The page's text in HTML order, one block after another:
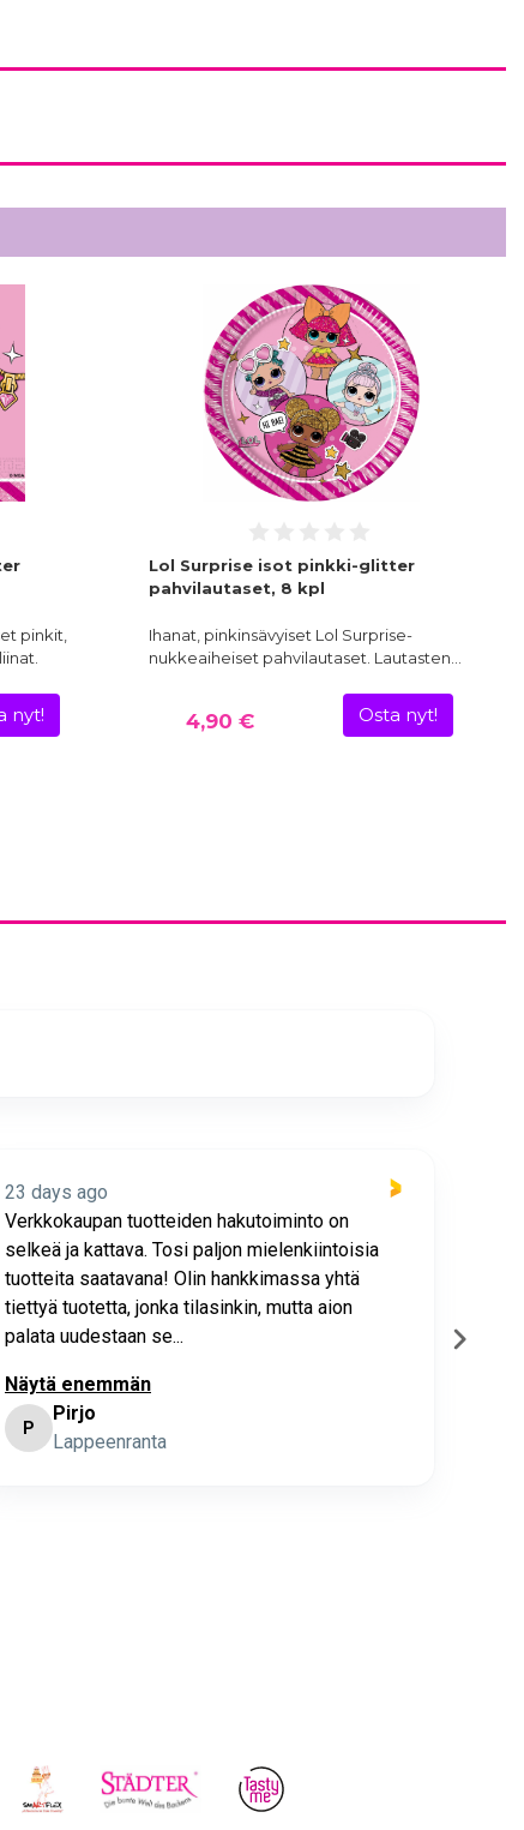
pinkit,
nyt!
Lol Surprise isot pinkki-glitter
pahvilautaset, 8 kpl
Ihanat, pinkinsävyiset Lol Surprise-
nukkeaiheiset pahvilautaset. Lautasten…
4,90 € Osta nyt!
23 days ago
Verkkokaupan tuotteiden hakutoiminto on
selkeä ja kattava. Tosi paljon mielenkiintoisia
tuotteita saatavana! Olin hankkimassa yhtä
tiettyä tuotetta, jonka tilasinkin, mutta aion
palata uudestaan se...
Näytä enemmän
P
Pirjo
Lappeenranta